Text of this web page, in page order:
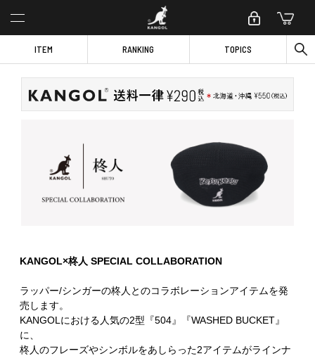
ITEM RANKING TOPICS
KANGOL×柊人 SPECIAL COLLABORATION
ラッパー/シンガーの柊人とのコラボレーションアイテムを発
売します。
KANGOLにおける人気の2型『504』『WASHED BUCKET』
に、
柊人のフレーズやシンボルをあしらった2アイテムがラインナ